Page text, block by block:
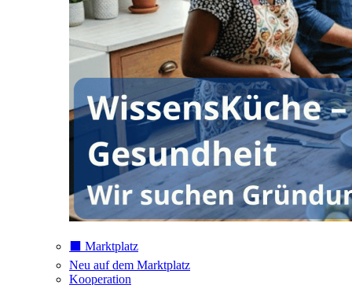
⬛️ Marktplatz
Neu auf dem Marktplatz
Kooperation